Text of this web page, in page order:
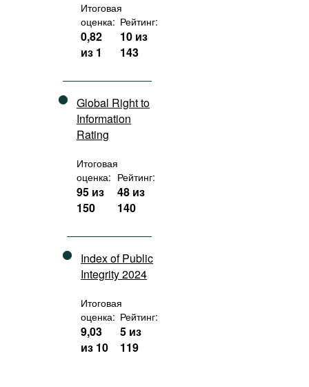
Итоговая
оценка:
0,82
из 1
Рейтинг:
10 из
143
Global Right to
Information
Rating
Итоговая
оценка:
95 из
150
Рейтинг:
48 из
140
Index of Public
Integrity 2024
Итоговая
оценка:
9,03
из 10
Рейтинг:
5 из
119